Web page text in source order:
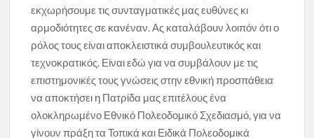
εκχωρήσουμε τις συνταγματικές μας ευθύνες κι
αρμοδιότητες σε κανέναν. Ας καταλάβουν λοιπόν ότι ο
ρόλος τους είναι αποκλειστικά συμβουλευτικός και
τεχνοκρατικός. Είναι εδώ για να συμβάλουν με τις
επιστημονικές τους γνώσεις στην εθνική προσπάθεια
να αποκτήσει η Πατρίδα μας επιτέλους ένα
ολοκληρωμένο Εθνικό Πολεοδομικό Σχεδιασμό, για να
γίνουν πράξη τα Τοπικά και Ειδικά Πολεοδομικά